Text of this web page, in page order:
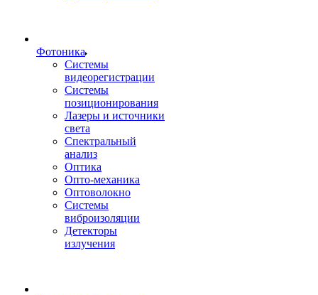
Фотоника
Cистемы
видеорегистрации
Системы
позиционирования
Лазеры и источники
света
Спектральный
анализ
Оптика
Опто-механика
Оптоволокно
Системы
виброизоляции
Детекторы
излучения